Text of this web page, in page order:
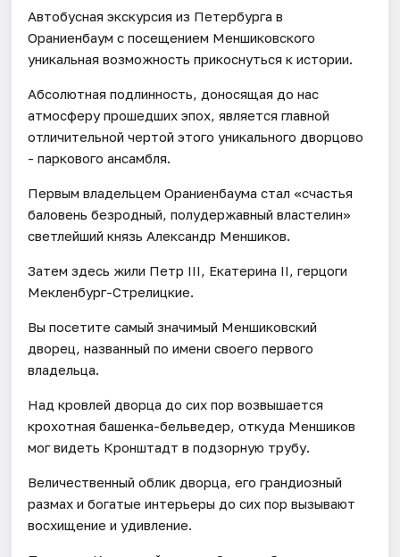
Автобусная экскурсия из Петербурга в
Ораниенбаум с посещением Меншиковского
уникальная возможность прикоснуться к истории.
Абсолютная подлинность, доносящая до нас
атмосферу прошедших эпох, является главной
отличительной чертой этого уникального дворцово
- паркового ансамбля.
Первым владельцем Ораниенбаума стал «счастья
баловень безродный, полудержавный властелин»
светлейший князь Александр Меншиков.
Затем здесь жили Петр III, Екатерина II, герцоги
Мекленбург-Стрелицкие.
Вы посетите самый значимый Меншиковский
дворец, названный по имени своего первого
владельца.
Над кровлей дворца до сих пор возвышается
крохотная башенка-бельведер, откуда Меншиков
мог видеть Кронштадт в подзорную трубу.
Величественный облик дворца, его грандиозный
размах и богатые интерьеры до сих пор вызывают
восхищение и удивление.